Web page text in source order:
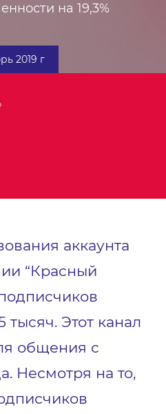
на 19,3%
2019 г
аккаунта
“Красный
тысяч. Этот канал
общения с
Несмотря на то,